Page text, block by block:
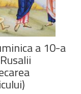
a 10-a